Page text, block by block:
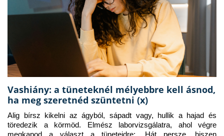
Vashiány: a tüneteknél mélyebbre kell ásnod,
ha meg szeretnéd szüntetni (x)
Alig bírsz kikelni az ágyból, sápadt vagy, hullik a hajad és
töredezik a körmöd. Elmész laborvizsgálatra, ahol végre
megkapod a választ a tüneteidre: „Hát persze, hiszen